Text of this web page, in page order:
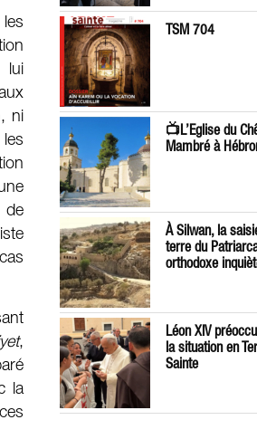
lui
ni
de
,
la
TSM 704
📺L’Eglise du
Mambré à
À Silwan, la
terre du
orthodoxe
Léon XIV
la situation en
Sainte